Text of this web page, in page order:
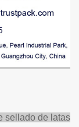
sellado de latas